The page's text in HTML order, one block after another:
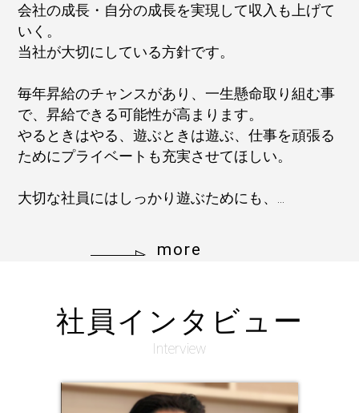
会社の成長・自分の成長を実現して収入も上げて
いく。
当社が大切にしている方針です。
毎年昇給のチャンスがあり、一生懸命取り組む事
で、昇給できる可能性が高まります。
やるときはやる、遊ぶときは遊ぶ、仕事を頑張る
ためにプライベートも充実させてほしい。
大切な社員にはしっかり遊ぶためにも、...
more
社員インタビュー
Interview